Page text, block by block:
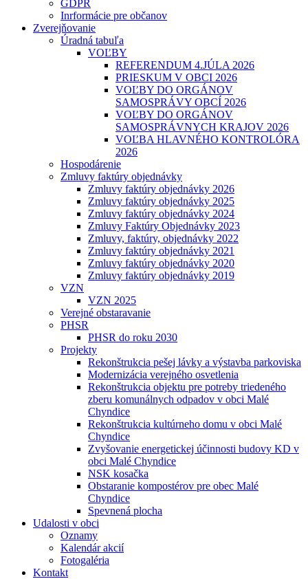
GDPR
Inrformácie pre občanov
Zverejňovanie
Úradná tabuľa
VOĽBY
REFERENDUM 4.JÚLA 2026
PRIESKUM V OBCI 2026
VOĽBY DO ORGÁNOV
SAMOSPRÁVY OBCÍ 2026
VOĽBY DO ORGÁNOV
SAMOSPRÁVNYCH KRAJOV 2026
VOĽBA HLAVNÉHO KONTROLÓRA
2026
Hospodárenie
Zmluvy faktúry objednávky
Zmluvy faktúry objednávky 2026
Zmluvy faktúry objednávky 2025
Zmluvy faktúry objednávky 2024
Zmluvy Faktúry Objednávky 2023
Zmluvy, faktúry, objednávky 2022
Zmluvy faktúry objednávky 2021
Zmluvy faktúry objednávky 2020
Zmluvy faktúry objednávky 2019
VZN
VZN 2025
Verejné obstaravanie
PHSR
PHSR do roku 2030
Projekty
Rekonštrukcia pešej lávky a výstavba parkoviska
Modernizácia verejného osvetlenia
Rekonštrukcia objektu pre potreby triedeného
zberu komunálnych odpadov v obci Malé
Chyndice
Rekonštrukcia kultúrneho domu v obci Malé
Chyndice
Zvyšovanie energetickej účinnosti budovy KD v
obci Malé Chyndice
NSK kosačka
Obstaranie kompostérov pre obec Malé
Chyndice
Spevnená plocha
Udalosti v obci
Oznamy
Kalendár akcií
Fotogaléria
Kontakt